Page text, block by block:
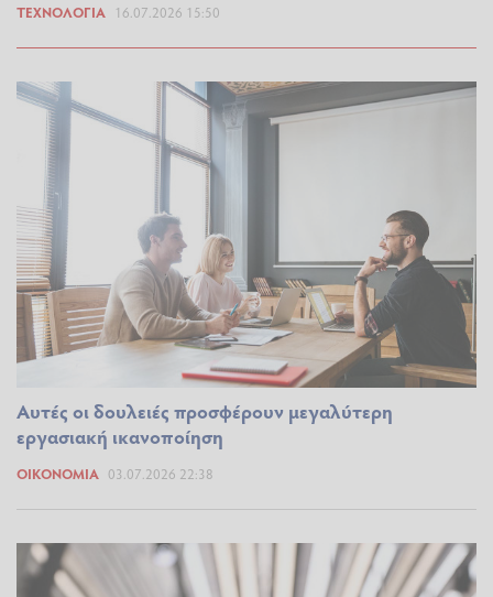
ΤΕΧΝΟΛΟΓΊΑ 16.07.2026 15:50
Αυτές οι δουλειές προσφέρουν μεγαλύτερη
εργασιακή ικανοποίηση
ΟΙΚΟΝΟΜΊΑ 03.07.2026 22:38